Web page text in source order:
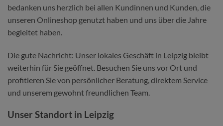
bedanken uns herzlich bei allen Kundinnen und Kunden, die
unseren Onlineshop genutzt haben und uns über die Jahre
begleitet haben.
Die gute Nachricht: Unser lokales Geschäft in Leipzig bleibt
weiterhin für Sie geöffnet. Besuchen Sie uns vor Ort und
profitieren Sie von persönlicher Beratung, direktem Service
und unserem gewohnt freundlichen Team.
Unser Standort in Leipzig